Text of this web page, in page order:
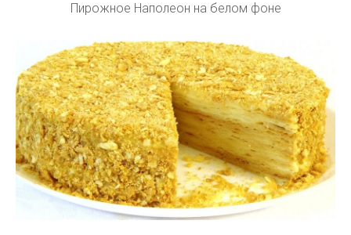
Пирожное Наполеон на белом фоне